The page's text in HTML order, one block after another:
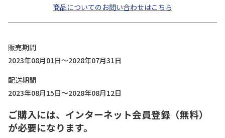
商品についてのお問い合わせはこちら
販売期間
2023年08月01日～2028年07月31日
配送期間
2023年08月15日～2028年08月12日
ご購入には、インターネット会員登録（無料）
が必要になります。